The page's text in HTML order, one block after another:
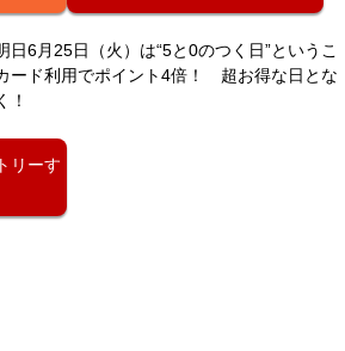
6月25日（火）は“5と0のつく日”というこ
ード利用でポイント4倍！ 超お得な日とな
！
リーす